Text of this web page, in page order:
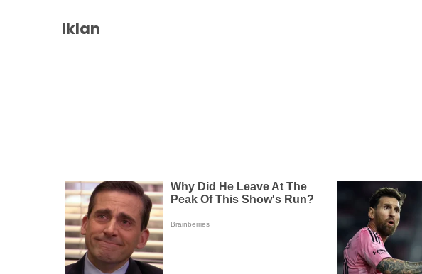
Iklan